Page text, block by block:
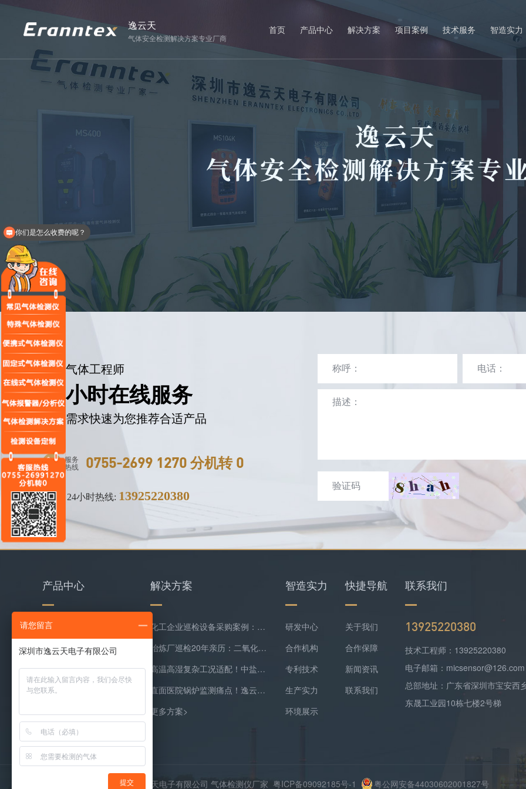
逸云天
气体安全检测解决方案专业厂商
首页 产品中心 解决方案 项目案例 技术服务 智造实力
专业气体工程师
24小时在线服务
提交需求快速为您推荐合适产品
服务
热线 0755-2699 1270 分机转 0
24小时热线: 13925220380
产品中心
水质检测仪
环保类监测仪器
复合气体检测仪
气体在线监测预处理系统
解决方案
化工企业巡检设备采购案例：逸云天MS400系列苯乙烯检测仪+四合一检测仪配套落地
冶炼厂巡检20年亲历：二氧化硫隐形泄漏难察觉，便携式检测报警仪是防线
高温高湿复杂工况适配！中盐常州化工双氧水尾气精准监测方案落地
直面医院锅炉监测痛点！逸云天预处理+在线气体监测实现数据稳定上传
更多方案>
智造实力
研发中心
合作机构
专利技术
生产实力
环境展示
快捷导航
关于我们
合作保障
新闻资讯
联系我们
联系我们
13925220380
技术工程师：13925220380
电子邮箱：micsensor@126.com
总部地址：广东省深圳市宝安西
东晟工业园10栋七楼2号梯
Copyright © 2026 深圳市逸云天电子有限公司 气体检测仪厂家 粤ICP备09092185号-1 粤公网安备44030602001827号
你们是怎么收费的呢？
请您留言
提交